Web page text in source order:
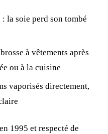
la soie perd son tombé
à vêtements après
ou à la cuisine
vaporisés directement,
1995 et respecté de